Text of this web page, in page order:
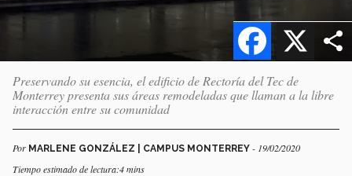
X
Facebook
Preservando su esencia, el edificio de Rectoría del Tec de
Monterrey presenta sus áreas remodeladas que llaman a la libre
interacción entre su comunidad
Por MARLENE GONZÁLEZ | CAMPUS MONTERREY - 19/02/2020
Tiempo estimado de lectura:4 mins